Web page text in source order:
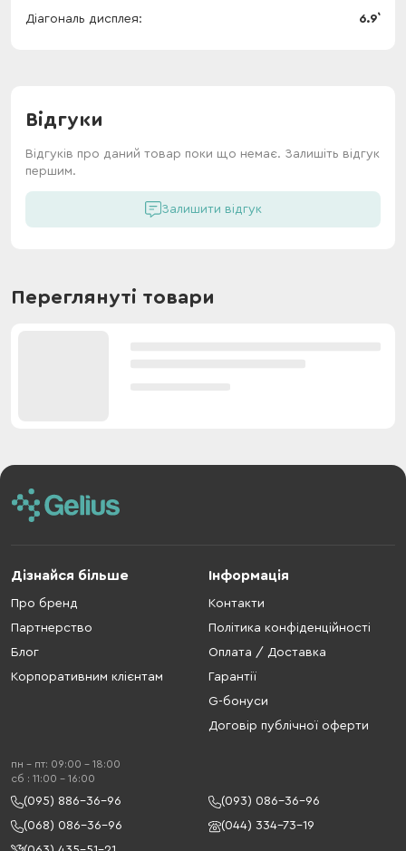
Діагональ дисплея 6.9`
Відгуки
Відгуків про даний товар поки що немає. Залишіть відгук
першим.
Залишити відгук
Переглянуті товари
Дізнайся більше
Про бренд
Партнерство
Блог
Корпоративним клієнтам
Інформація
Контакти
Політика конфіденційності
Оплата / Доставка
Гарантії
G-бонуси
Договір публічної оферти
пн - пт: 09:00 - 18:00
cб : 11:00 - 16:00
(095) 886-36-96
(093) 086-36-96
(068) 086-36-96
(044) 334-73-19